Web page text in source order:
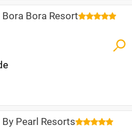
Bora Bora Resort
Pearl Resorts